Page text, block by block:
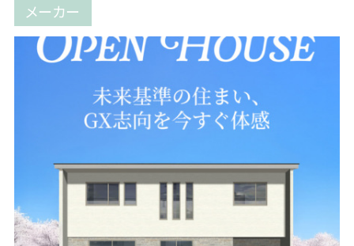
メーカー